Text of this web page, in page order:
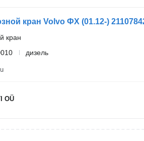
кран
дизель
OÜ